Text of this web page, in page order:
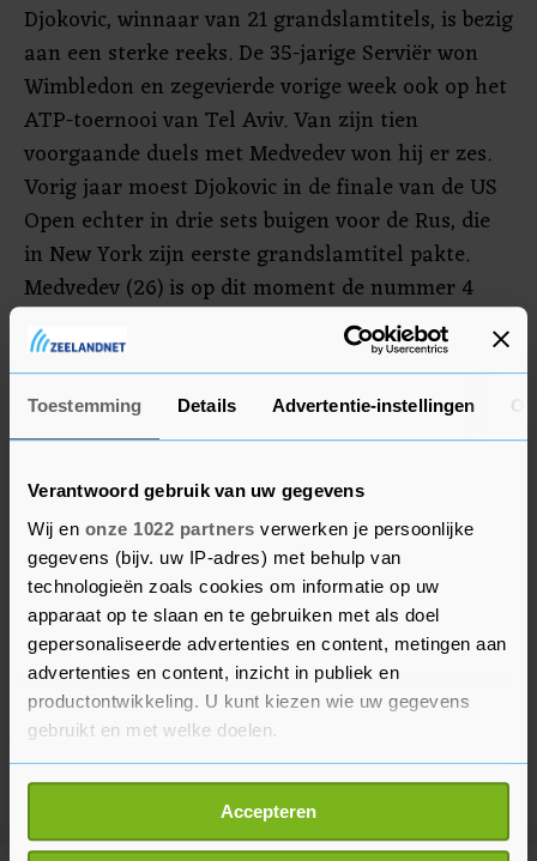
Toestemming Details Advertentie-instellingen
Verantwoord gebruik van uw gegevens
Wij en onze 1022 partners verwerken je persoonlijke
gegevens (bijv. uw IP-adres) met behulp van
technologieën zoals cookies om informatie op uw
apparaat op te slaan en te gebruiken met als doel
gepersonaliseerde advertenties en content, metingen aan
advertenties en content, inzicht in publiek en
productontwikkeling. U kunt kiezen wie uw gegevens
gebruikt en met welke doelen.
Als u het toestaat, willen we ook graag:
Informatie verzamelen over uw geografische
locatie, die tot een paar meter nauwkeurig kan zijn
Accepteren
Djokovic, winnaar van 21 grandslamtitels, is bezig
aan een sterke reeks. De 35-jarige Serviër won
Wimbledon en zegevierde vorige week ook op het
ATP-toernooi van Tel Aviv. Van zijn tien
voorgaande duels met Medvedev won hij er zes.
Vorig jaar moest Djokovic in de finale van de US
Open echter in drie sets buigen voor de Rus, die
in New York zijn eerste grandslamtitel pakte.
Medvedev (26) is op dit moment de nummer 4
van de wereld, Djokovic staat op de zevende
plaats.